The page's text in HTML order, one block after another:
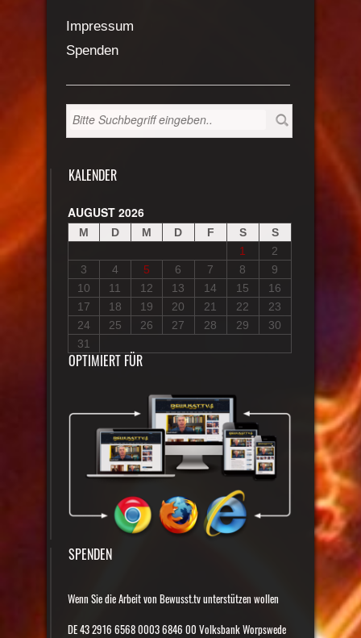
Impressum
Spenden
KALENDER
AUGUST 2026
M D M D F S
S
1
2
3
4 5 6 7 8
9
10
11 12 13 14 15
16
17
18 19 20 21 22
23
24
25 26 27 28 29
30
31
OPTIMIERT FÜR
SPENDEN
Wenn Sie die Arbeit von Bewusst.tv unterstützen wollen
DE 43 2916 6568 0003 6846 00 Volksbank Worpswede